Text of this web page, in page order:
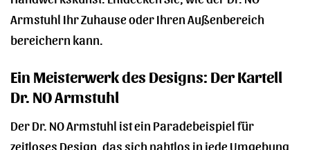
Armstuhl Ihr Zuhause oder Ihren Außenbereich
bereichern kann.
Ein Meisterwerk des Designs: Der Kartell
Dr. NO Armstuhl
Der Dr. NO Armstuhl ist ein Paradebeispiel für
zeitloses Design, das sich nahtlos in jede Umgebung